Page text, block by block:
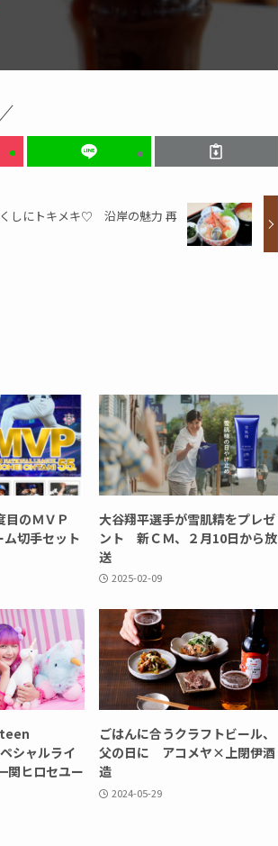
しにトキメキ♡ 沿岸の魅力 再
目のＭＶＰ
ム切手セット
大谷翔平選手が雪肌精をプレゼ
ント 新ＣＭ、２月10日から放
送
2025-02-09
teen
シャルライ
ヒロセユー
ごはんに合うクラフトビール、
父の日に アコメヤ×上閉伊酒
造
2024-05-29